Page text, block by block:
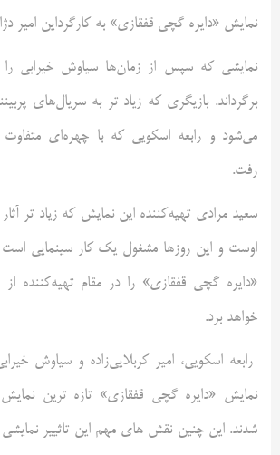
نمایش «دایره گچی قفقازی» به کارگرداین امیر
نمایشی که سپس از زمان‌ها سیاوش خیرابی را
برگرداند. بازیگری که زیاد تر به سریال‌های
می‌شود و رابعه اسکویی که با چهره‌ای
رفت.
سعید مرادی تهیه‌کننده این نمایش که زیاد تر آثار
اوست و این روزها مشغول یک کار سینمایی
«دایره گچی قفقازی» را در مقام تهیه‌کننده
خواهد برد.
رابعه اسکویی، امیر کربلایی‌زاده و سیاوش
نمایش «دایره گچی قفقازی» تازه ترین نمایش
شدند. این چنین نقش های مهم این تاثییر نمایشی